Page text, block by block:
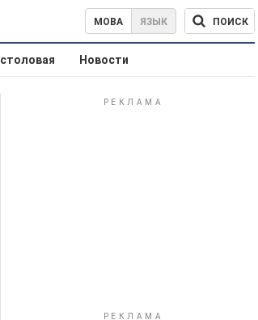
МОВА ЯЗЫК ПОИСК
Новости